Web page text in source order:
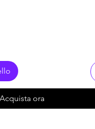
Acquista ora